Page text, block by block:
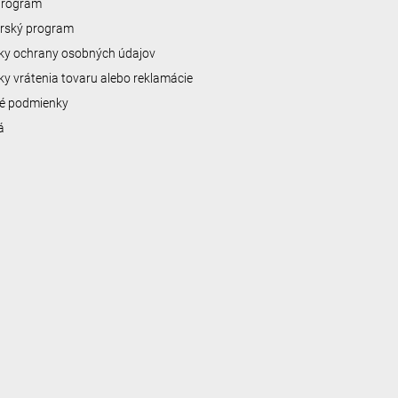
program
ochrany osobných údajov
vrátenia tovaru alebo reklamácie
podmienky